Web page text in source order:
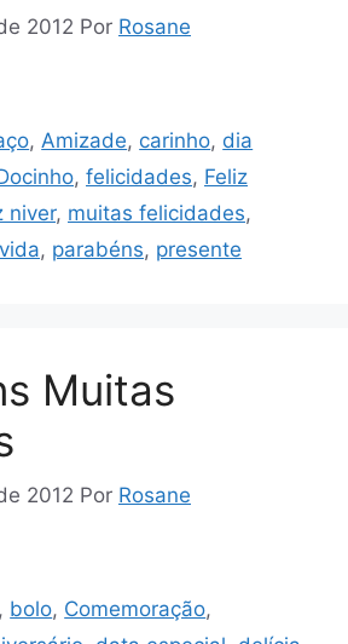
2012 Por Rosane
,Amizade, carinho, dia
, felicidades, Feliz
niver, muitas felicidades,
, parabéns, presente
Muitas
2012 Por Rosane
, bolo, Comemoração,